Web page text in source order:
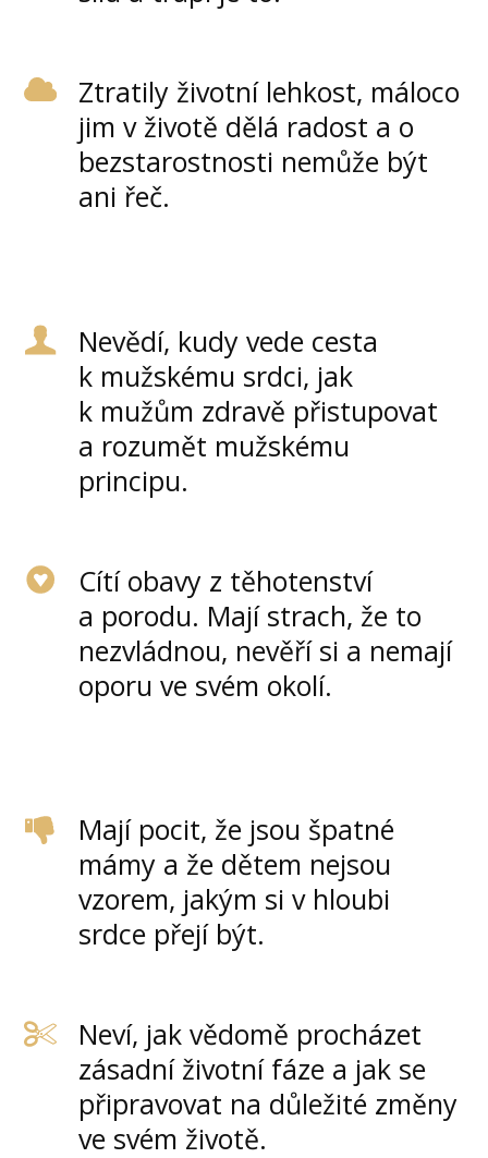
Ztratily životní lehkost, máloco
jim v životě dělá radost a o
bezstarostnosti nemůže být
ani řeč.
Nevědí, kudy vede cesta
k mužskému srdci, jak
k mužům zdravě přistupovat
a rozumět mužskému
principu.
Cítí obavy z těhotenství
a porodu. Mají strach, že to
nezvládnou, nevěří si a nemají
oporu ve svém okolí.
Mají pocit, že jsou špatné
mámy a že dětem nejsou
vzorem, jakým si v hloubi
srdce přejí být.
Neví, jak vědomě procházet
zásadní životní fáze a jak se
připravovat na důležité změny
ve svém životě.